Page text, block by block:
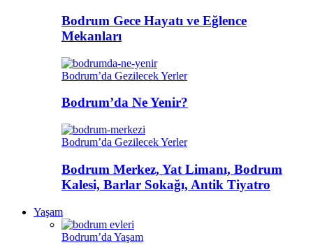
Bodrum Gece Hayatı ve Eğlence
Mekanları
Bodrum’da Gezilecek Yerler
Bodrum’da Ne Yenir?
Bodrum’da Gezilecek Yerler
Bodrum Merkez, Yat Limanı, Bodrum
Kalesi, Barlar Sokağı, Antik Tiyatro
Yaşam
Bodrum’da Yaşam